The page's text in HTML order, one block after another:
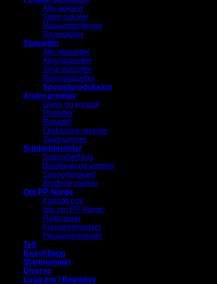
Alle pokaler
Store pokaler
Massepremiering
Tinnpokaler
Statuetter
Alle statuetter
Akrylstatuetter
Små statuetter
Resinstatuetter
Spesialproduksjon
Andre premier
Glass og krystall
Plaketter
Rosetter
Eksklusive premier
Startnummer
Supporterutstyr
Supporterflagg
Bordfaner og vimpler
Supporterskjerf
Broderte merker
Om PP Norge
Kontakt oss
Info om PP Norge
Referanser
Kjøpsbetingelser
Personvernregler
Telt
Beachflagg
Startnummer
Diverse
Logg inn / Registrer